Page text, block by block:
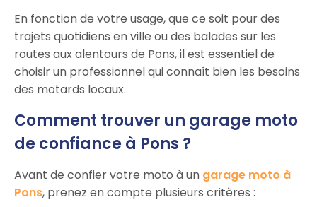
En fonction de votre usage, que ce soit pour des
trajets quotidiens en ville ou des balades sur les
routes aux alentours de Pons, il est essentiel de
choisir un professionnel qui connaît bien les besoins
des motards locaux.
Comment trouver un garage moto
de confiance à Pons ?
Avant de confier votre moto à un garage moto à
Pons, prenez en compte plusieurs critères :